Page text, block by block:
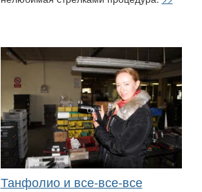
Танфолио и все-все-все